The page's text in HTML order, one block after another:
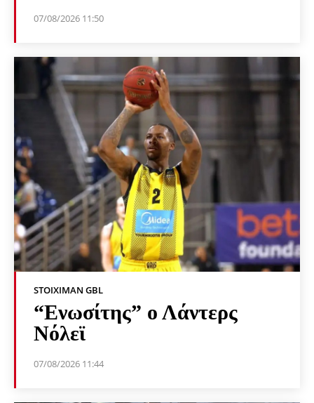
07/08/2026 11:50
STOIXIMAN GBL
“Ενωσίτης” ο Λάντερς
Νόλεϊ
07/08/2026 11:44